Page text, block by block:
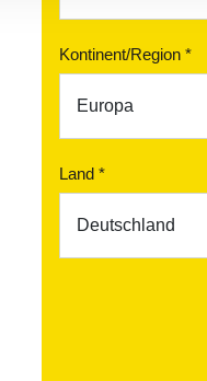
Kontinent/Region *
Land *